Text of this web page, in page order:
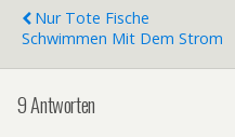
Nur Tote Fische
Schwimmen Mit Dem Strom
9 Antworten